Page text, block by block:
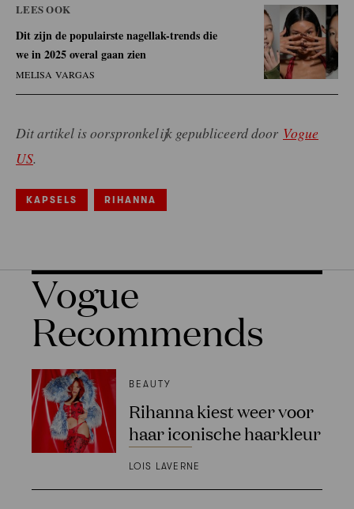
LEES OOK
Dit zijn de populairste nagellak-trends die
we in 2025 overal gaan zien
MELISA VARGAS
Dit artikel is oorspronkelijk gepubliceerd door Vogue
US.
KAPSELS RIHANNA
Vogue
Recommends
BEAUTY
Rihanna kiest weer voor
haar iconische haarkleur
LOIS LAVERNE